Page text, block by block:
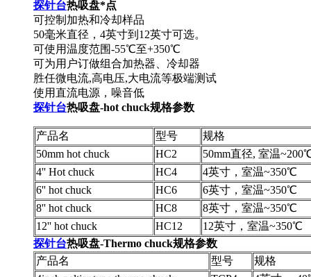
探针台热吸盘*点
可控制加热和冷却样品
50毫米直径，4英寸到12英寸可选。
可使用温度范围-55℃至+350℃
可为用户订做组合加热器、冷却器
胜任微电流,高电压,大电流等极端测试
使用直流电源，噪音低
探针台热吸盘-hot chuck规格参数
产品名 型号
规格
50mm hot chuck
HC2
50mm直径, 室温
4'' Hot chuck
HC4
4英寸，室温~350℃
6'' hot chuck
HC6
6英寸，室温~350℃
8'' hot chuck
HC8
8英寸，室温~350℃
12'' hot chuck
HC12
12英寸，室温~350℃
探针台热吸盘-Thermo chuck规格参数
产品名
型号
规格